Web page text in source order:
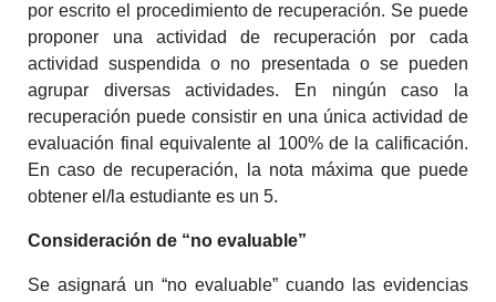
por escrito el procedimiento de recuperación. Se puede
proponer una actividad de recuperación por cada
actividad suspendida o no presentada o se pueden
agrupar diversas actividades. En ningún caso la
recuperación puede consistir en una única actividad de
evaluación final equivalente al 100% de la calificación.
En caso de recuperación, la nota máxima que puede
obtener el/la estudiante es un 5.
Consideración de “no evaluable”
Se asignará un “no evaluable” cuando las evidencias